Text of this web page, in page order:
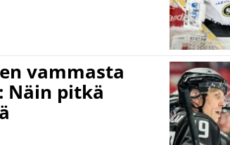
vammasta
Näin pitkä